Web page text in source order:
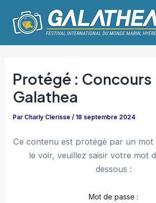
contenu
Protégé : Concours
Galathea
Par Charly Clerisse/ 18 septembre 2024
Ce contenu est protégé par un mot
le voir, veuillez saisir votre mot
dessous :
Mot de passe :
des
articles